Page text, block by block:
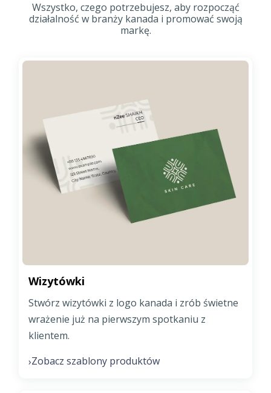
Wszystko, czego potrzebujesz, aby rozpocząć
działalność w branży kanada i promować swoją
markę.
Wizytówki
Stwórz wizytówki z logo kanada i zrób świetne
wrażenie już na pierwszym spotkaniu z
klientem.
›Zobacz szablony produktów